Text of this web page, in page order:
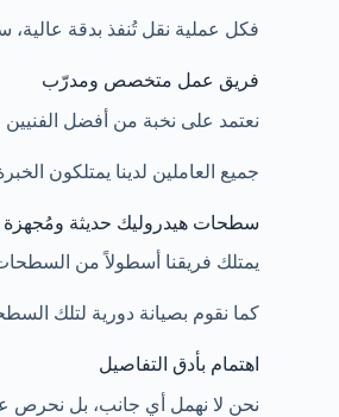
فكل عملية نقل تُنفذ بدقة
فريق عمل متخصص ومدرّب
نعتمد على نخبة من أفضل الفنيين
جميع العاملين لدينا يمتلكون
سطحات هيدروليك حديثة ومُجهزة
يمتلك فريقنا أسطولاً من
كما نقوم بصيانة دورية لتلك
اهتمام بأدق التفاصيل
نحن لا نهمل أي جانب، بل نحرص